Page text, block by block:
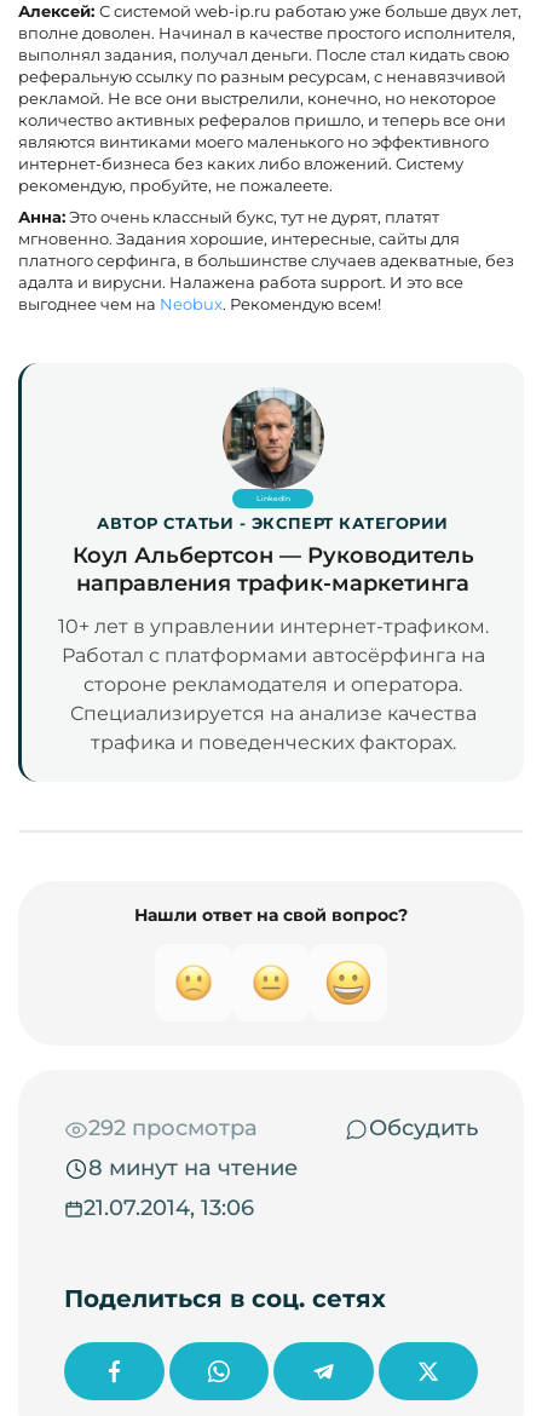
Алексей: С системой web-ip.ru работаю уже больше двух лет,
вполне доволен. Начинал в качестве простого исполнителя,
выполнял задания, получал деньги. После стал кидать свою
реферальную ссылку по разным ресурсам, с ненавязчивой
рекламой. Не все они выстрелили, конечно, но некоторое
количество активных рефералов пришло, и теперь все они
являются винтиками моего маленького но эффективного
интернет-бизнеса без каких либо вложений. Систему
рекомендую, пробуйте, не пожалеете.
Анна:Это очень классный букс, тут не дурят, платят
мгновенно. Задания хорошие, интересные, сайты для
платного серфинга, в большинстве случаев адекватные, без
адалта и вирусни. Налажена работа support. И это все
выгоднее чем на Neobux. Рекомендую всем!
LinkedIn
АВТОР СТАТЬИ - ЭКСПЕРТ КАТЕГОРИИ
Коул Альбертсон — Руководитель
направления трафик-маркетинга
10+ лет в управлении интернет-трафиком.
Работал с платформами автосёрфинга на
стороне рекламодателя и оператора.
Специализируется на анализе качества
трафика и поведенческих факторах.
Нашли ответ на свой вопрос?
292 просмотра
Обсудить
8 минут на чтение
21.07.2014, 13:06
Поделиться в соц. сетях